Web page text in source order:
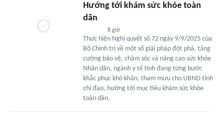
Hướng tới khám sức khỏe toàn
dân
8 giờ
Thực hiện Nghị quyết số 72 ngày 9/9/2025 của
Bộ Chính trị về một số giải pháp đột phá, tăng
cường bảo vệ, chăm sóc và nâng cao sức khỏe
Nhân dân, ngành y tế tỉnh đang từng bước
khắc phục khó khăn, tham mưu cho UBND tỉnh
chỉ đạo, hướng tới mục tiêu khám sức khỏe
toàn dân.